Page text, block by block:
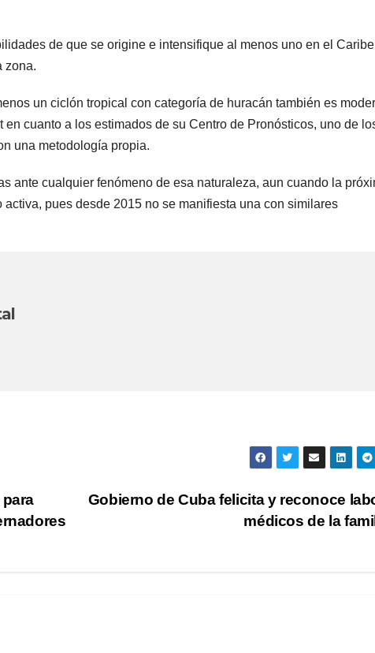
de que se origine e intensifique al menos uno en el
zona.
un ciclón tropical con categoría de huracán también es
cuanto a los estimados de su Centro de Pronósticos, uno de
una metodología propia.
ante cualquier fenómeno de esa naturaleza, aun cuando la
pues desde 2015 no se manifiesta una con similares
Gobierno de Cuba felicita y reconoce
médicos de la